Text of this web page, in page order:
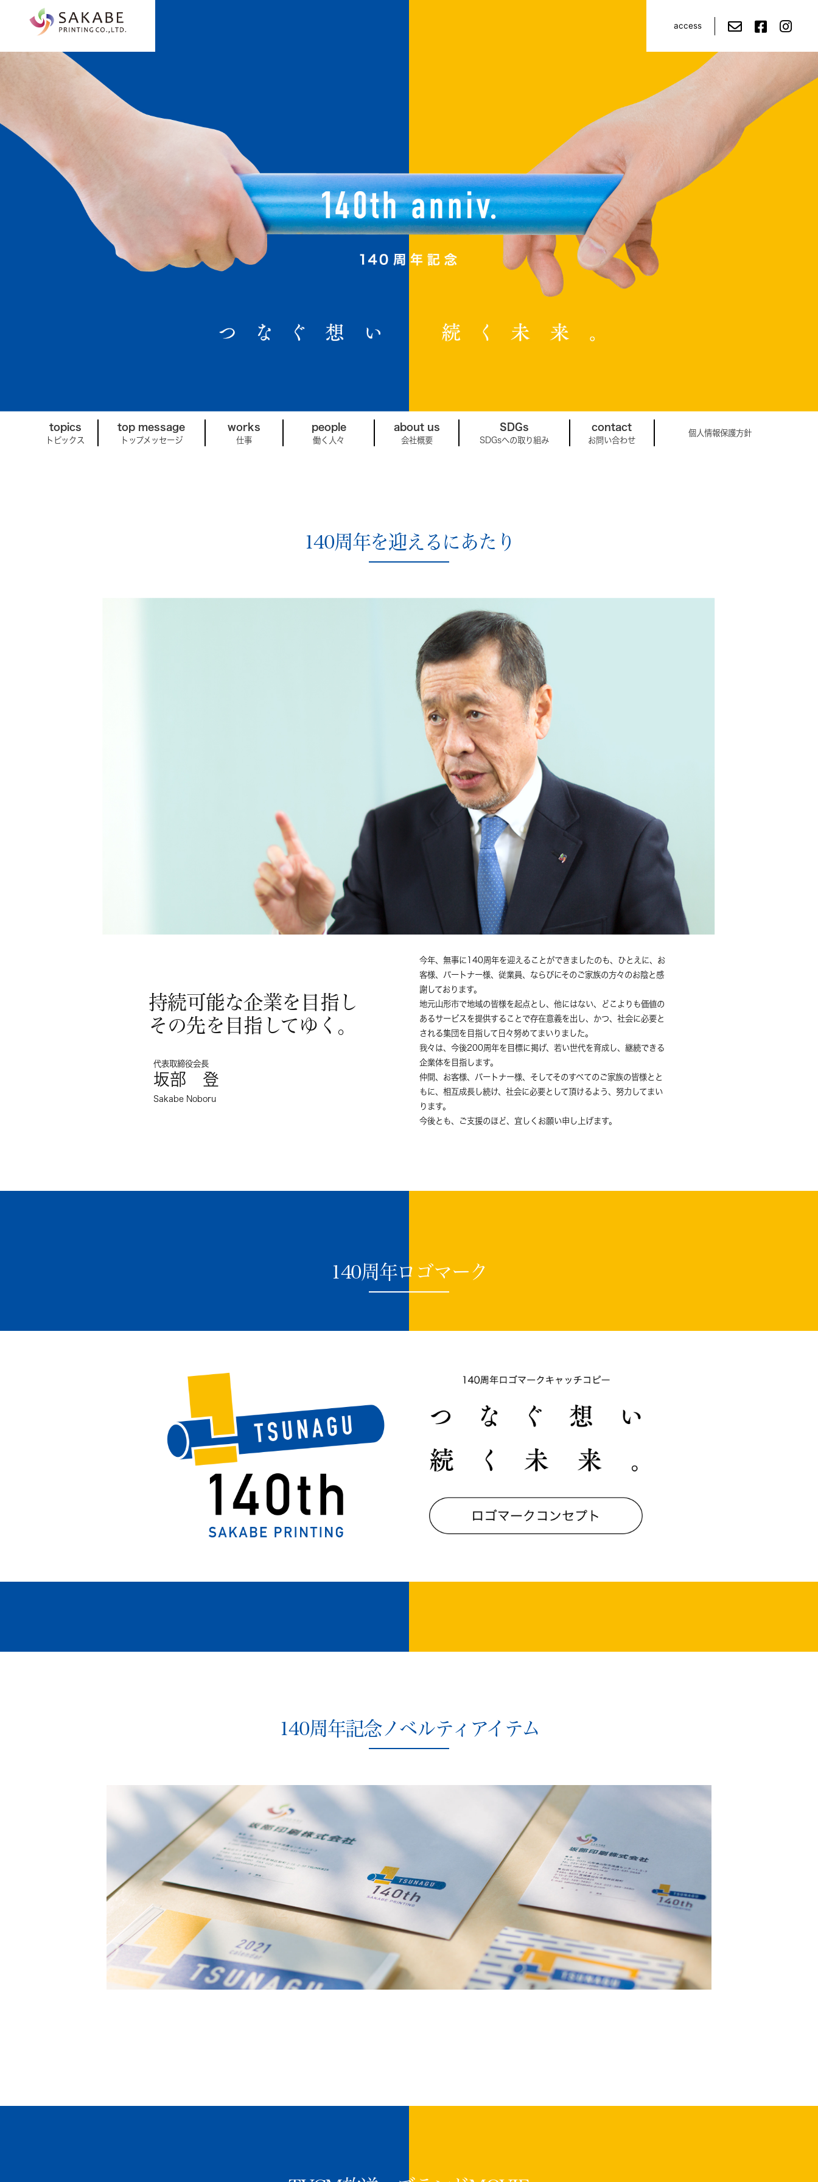
access
topics
トピックス
top message
トップメッセージ
works
仕事
people
働く人々
about us
会社概要
SDGs
SDGsへの取り組み
contact
お問い合わせ
個人情報保護方針
140周年を迎えるにあたり
持続可能な企業を目指し
その先を目指してゆく。
代表取締役会長
坂部 登
Sakabe Noboru
今年、無事に140周年を迎えることができましたのも、ひとえに、お
客様、パートナー様、従業員、ならびにそのご家族の方々のお陰と感
謝しております。
地元山形市で地域の皆様を起点とし、他にはない、どこよりも価値の
あるサービスを提供することで存在意義を出し、かつ、社会に必要と
される集団を目指して日々努めてまいりました。
我々は、今後200周年を目標に掲げ、若い世代を育成し、継続できる
企業体を目指します。
仲間、お客様、パートナー様、そしてそのすべてのご家族の皆様とと
もに、相互成長し続け、社会に必要として頂けるよう、努力してまい
ります。
今後とも、ご支援のほど、宜しくお願い申し上げます。
140周年ロゴマーク
140周年記念ノベルティアイテム